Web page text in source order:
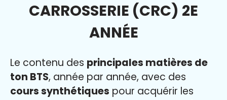
CARROSSERIE (CRC) 2E
ANNÉE
Le contenu des principales matières de
ton BTS, année par année, avec des
cours synthétiques pour acquérir les